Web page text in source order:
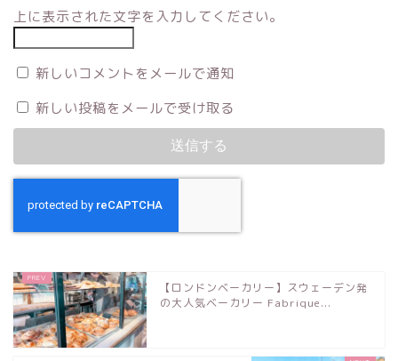
上に表示された文字を入力してください。
新しいコメントをメールで通知
新しい投稿をメールで受け取る
【ロンドンベーカリー】スウェーデン発
の大人気ベーカリー Fabrique...